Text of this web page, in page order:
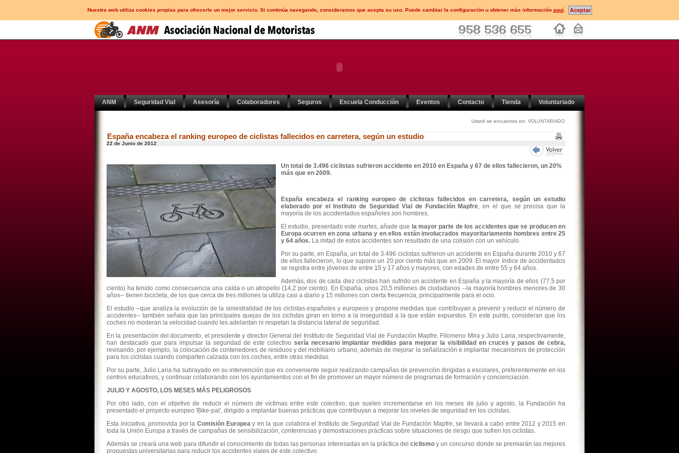
Nuestra web utiliza cookies propias para ofrecerle un mejor servicio. Si continúa navegando, consideramos que acepta su uso. Puede cambiar la configuración u obtener más información aquí.
ANM Seguridad Vial Asesoría Colaboradores Seguros Escuela Conducción Eventos Contacto Tienda Voluntariado
Usted se encuentra en: VOLUNTARIADO
España encabeza el ranking europeo de ciclistas fallecidos en carretera, según un estudio
22 de Junio de 2012
Un total de 3.496 ciclistas sufrieron accidente en 2010 en España y 67 de ellos fallecieron, un 20%
más que en 2009.
España encabeza el ranking europeo de ciclistas fallecidos en carretera, según un estudio
elaborado por el Instituto de Seguridad Vial de Fundación Mapfre, en el que se precisa que la
mayoría de los accidentados españoles son hombres.
El estudio, presentado este martes, añade que la mayor parte de los accidentes que se producen en
Europa ocurren en zona urbana y en ellos están involucrados mayoritariamente hombres entre 25
y 64 años. La mitad de estos accidentes son resultado de una colisión con un vehículo.
Por su parte, en España, un total de 3.496 ciclistas sufrieron un accidente en España durante 2010 y 67
de ellos fallecieron, lo que supone un 20 por ciento más que en 2009. El mayor índice de accidentados
se registra entre jóvenes de entre 15 y 17 años y mayores, con edades de entre 55 y 64 años.
Además, dos de cada diez ciclistas han sufrido un accidente en España y la mayoría de ellos (77,5 por
ciento) ha tenido como consecuencia una caída o un atropello (14,2 por ciento). En España, unos 20,5 millones de ciudadanos --la mayoría hombres menores de 30
años-- tienen bicicleta, de los que cerca de tres millones la utiliza casi a diario y 15 millones con cierta frecuencia, principalmente para el ocio.
El estudio --que analiza la evolución de la siniestralidad de los ciclistas españoles y europeos y propone medidas que contribuyan a prevenir y reducir el número de
accidentes-- también señala que las principales quejas de los ciclistas giran en torno a la inseguridad a la que están expuestos. En este punto, consideran que los
coches no moderan la velocidad cuando les adelantan ni respetan la distancia lateral de seguridad.
En la presentación del documento, el presidente y director General del Instituto de Seguridad Vial de Fundación Mapfre, Filomeno Mira y Julio Laria, respectivamente,
han destacado que para impulsar la seguridad de este colectivo sería necesario implantar medidas para mejorar la visibilidad en cruces y pasos de cebra,
revisando, por ejemplo, la colocación de contenedores de residuos y del mobiliario urbano, además de mejorar la señalización e implantar mecanismos de protección
para los ciclistas cuando comparten calzada con los coches, entre otras medidas.
Por su parte, Julio Laria ha subrayado en su intervención que es conveniente seguir realizando campañas de prevención dirigidas a escolares, preferentemente en los
centros educativos, y continuar colaborando con los ayuntamientos con el fin de promover un mayor número de programas de formación y concienciación.
JULIO Y AGOSTO, LOS MESES MÁS PELIGROSOS
Por otro lado, con el objetivo de reducir el número de víctimas entre este colectivo, que suelen incrementarse en los meses de julio y agosto, la Fundación ha
presentado el proyecto europeo 'Bike-pal', dirigido a implantar buenas prácticas que contribuyan a mejorar los niveles de seguridad en los ciclistas.
Esta iniciativa, promovida por laComisión Europeay en la que colabora el Instituto de Seguridad Vial de Fundación Mapfre, se llevará a cabo entre 2012 y 2015 en
toda la Unión Europa a través de campañas de sensibilización, conferencias y demostraciones prácticas sobre situaciones de riesgo que sufren los ciclistas.
Además se creará una web para difundir el conocimiento de todas las personas interesadas en la práctica delciclismo y un concurso donde se premiarán las mejores
propuestas universitarias para reducir los accidentes viales de este colectivo.